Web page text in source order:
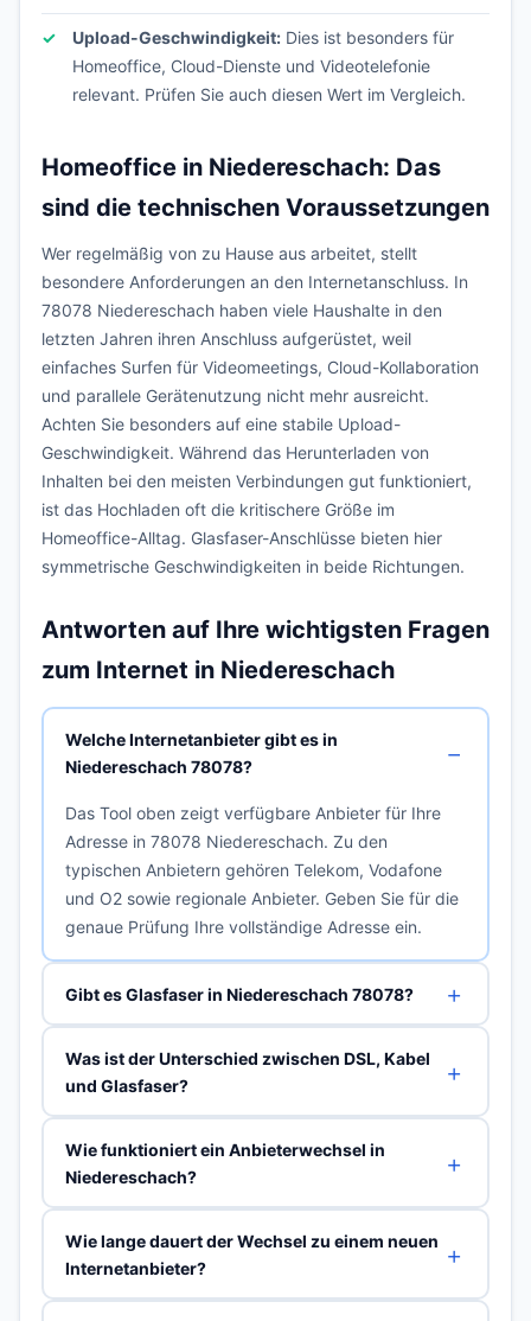
Upload-Geschwindigkeit: Dies ist besonders für
Homeoffice, Cloud-Dienste und Videotelefonie
relevant. Prüfen Sie auch diesen Wert im Vergleich.
Homeoffice in Niedereschach: Das
sind die technischen Voraussetzungen
Wer regelmäßig von zu Hause aus arbeitet, stellt
besondere Anforderungen an den Internetanschluss. In
78078 Niedereschach haben viele Haushalte in den
letzten Jahren ihren Anschluss aufgerüstet, weil
einfaches Surfen für Videomeetings, Cloud-Kollaboration
und parallele Gerätenutzung nicht mehr ausreicht.
Achten Sie besonders auf eine stabile Upload-
Geschwindigkeit. Während das Herunterladen von
Inhalten bei den meisten Verbindungen gut funktioniert,
ist das Hochladen oft die kritischere Größe im
Homeoffice-Alltag. Glasfaser-Anschlüsse bieten hier
symmetrische Geschwindigkeiten in beide Richtungen.
Antworten auf Ihre wichtigsten Fragen
zum Internet in Niedereschach
Welche Internetanbieter gibt es in
Niedereschach 78078?
Das Tool oben zeigt verfügbare Anbieter für Ihre
Adresse in 78078 Niedereschach. Zu den
typischen Anbietern gehören Telekom, Vodafone
und O2 sowie regionale Anbieter. Geben Sie für die
genaue Prüfung Ihre vollständige Adresse ein.
Gibt es Glasfaser in Niedereschach 78078?
Was ist der Unterschied zwischen DSL, Kabel
und Glasfaser?
Wie funktioniert ein Anbieterwechsel in
Niedereschach?
Wie lange dauert der Wechsel zu einem neuen
Internetanbieter?